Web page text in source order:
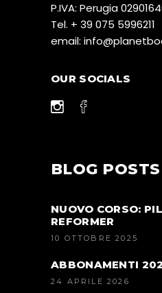
P.IVA: Perugia
Tel. + 39 075 5996211
email: @ofni
OUR SOCIALS
BLOG POSTS
NUOVO CORSO:
REFORMER
10 OTTOBRE 2025
ABBONAMENTI
24 APRILE 2026